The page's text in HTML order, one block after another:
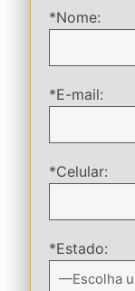
*Nome:
*E-mail:
*Celular:
*Estado: